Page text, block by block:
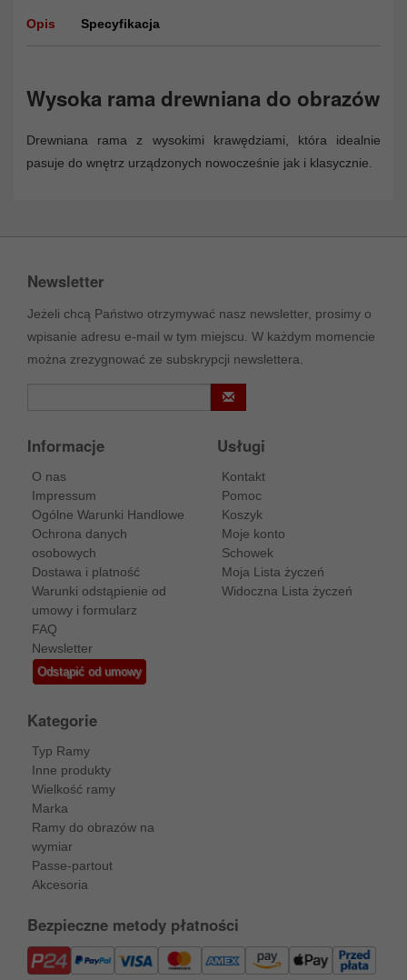
Opis Specyfikacja
Wysoka rama drewniana do obrazów
Drewniana rama z wysokimi krawędziami, która idealnie
pasuje do wnętrz urządzonych nowocześnie jak i klasycznie.
Newsletter
Jeżeli chcą Państwo otrzymywać nasz newsletter, prosimy o
wpisanie adresu e-mail w tym miejscu. W każdym momencie
można zrezygnować ze subskrypcji newslettera.
Informacje
O nas
Impressum
Ogólne Warunki Handlowe
Ochrona danych
osobowych
Dostawa i platność
Warunki odstąpienie od
umowy i formularz
FAQ
Newsletter
Odstąpić od umowy
Usługi
Kontakt
Pomoc
Koszyk
Moje konto
Schowek
Moja Lista życzeń
Widoczna Lista życzeń
Kategorie
Typ Ramy
Inne produkty
Wielkość ramy
Marka
Ramy do obrazów na
wymiar
Passe-partout
Akcesoria
Bezpieczne metody płatności